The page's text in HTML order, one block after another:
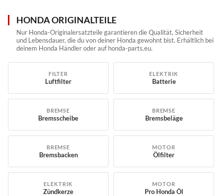
HONDA ORIGINALTEILE
Nur Honda-Originalersatzteile garantieren die Qualität, Sicherheit
und Lebensdauer, die du von deiner Honda gewohnt bist. Erhältlich bei
deinem Honda Händler oder auf honda-parts.eu.
FILTER
Luftfilter
ELEKTRIK
Batterie
BREMSE
Bremsscheibe
BREMSE
Bremsbeläge
BREMSE
Bremsbacken
MOTOR
Ölfilter
ELEKTRIK
Zündkerze
MOTOR
Pro Honda Öl